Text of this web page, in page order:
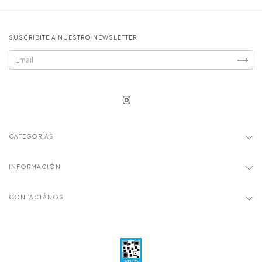
SUSCRIBITE A NUESTRO NEWSLETTER
CATEGORÍAS
INFORMACIÓN
CONTACTÁNOS